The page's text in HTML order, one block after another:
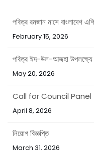
পবিত্র রমজান মাসে বাংলাদেশ
February 15, 2026
পবিত্র ঈদ-উল-আজহা উপলক্ষ্যে
May 20, 2026
Call for Council
April 8, 2026
নিয়োগ বিজ্ঞপ্তি
March 31, 2026